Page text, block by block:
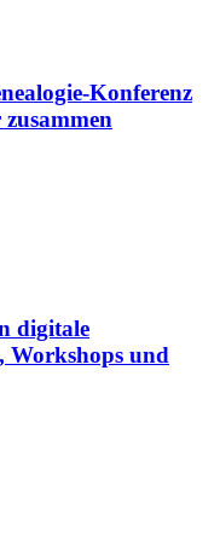
Konferenz
digitale
Workshops und